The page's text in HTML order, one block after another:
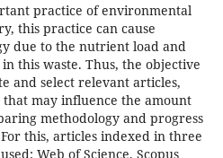
practice of environmental
this practice can cause
due to the nutrient load and
this waste. Thus, the objective
and select relevant articles,
may influence the amount
methodology and progress
this, articles indexed in three
Web of Science, Scopus